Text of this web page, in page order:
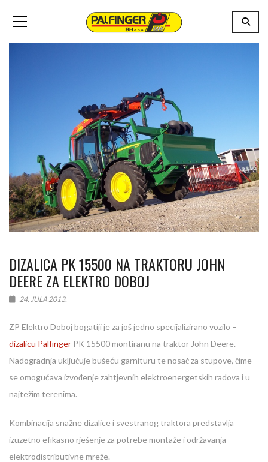
DIZALICA PK 15500 NA TRAKTORU JOHN
DEERE ZA ELEKTRO DOBOJ
24. JULA 2013.
ZP Elektro Doboj bogatiji je za još jedno specijalizirano vozilo –
dizalicu Palfinger PK 15500 montiranu na traktor John Deere.
Nadogradnja uključuje bušeću garnituru te nosač za stupove, čime
se omogućava izvođenje zahtjevnih elektroenergetskih radova i u
najtežim terenima.
Kombinacija snažne dizalice i svestranog traktora predstavlja
izuzetno efikasno rješenje za potrebe montaže i održavanja
elektrodistributivne mreže.